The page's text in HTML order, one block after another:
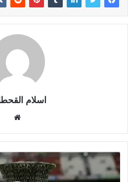
اسلام
ق
ع
ا
ل